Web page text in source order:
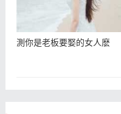
測你是老板要娶的女人麽